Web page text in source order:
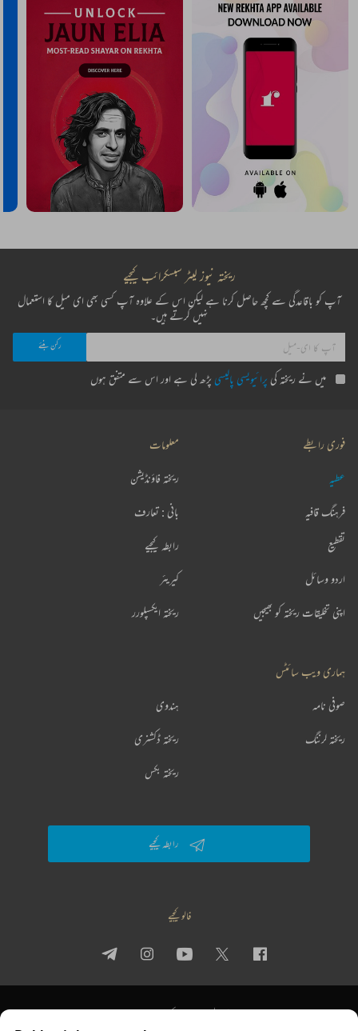
ریختہ نیوز لیٹر سبسکرائب کیجیے
آپ کو باقاعدگی سے کچھ حاصل کرنا ہے لیکن اس کے علاوہ آپ کسی بھی ای میل کا استعمال
نہیں کرتے ہیں۔
میں نے ریختہ کی پرائیویسی پالیسی پڑھ لی ہے اور اس سے متفق ہوں
فوری رابطے
عطیہ
فرہنگ قافیہ
تقطیع
اردو وسائل
اپنی تخلیقات ریختہ کو بھیجیں
معلومات
ریختہ فاؤنڈیشن
بانی : تعارف
رابطہ کیجیے
کیریئر
ریختہ ایکسپلورر
ہماری ویب سائٹس
ہندوی صوفی نامہ
ریختہ ڈکشنری ریختہ لرننگ
ریختہ بکس
رابطہ کیجیے
فالو کیجیے